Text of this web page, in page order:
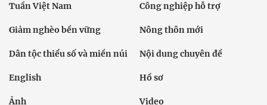
Tuần Việt Nam Công nghiệp hỗ trợ
Giảm nghèo bền vững Nông thôn mới
Dân tộc thiểu số và miền núi Nội dung chuyên đề
English Hồ sơ
Ảnh Video